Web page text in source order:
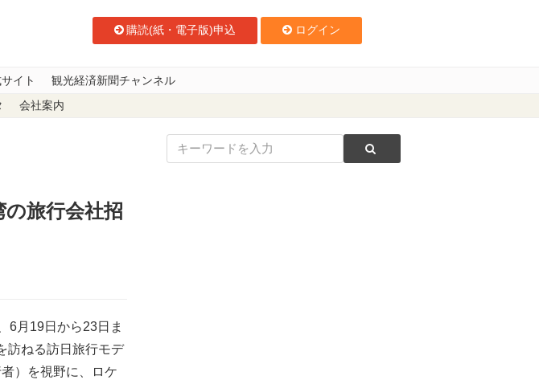
購読(紙・電子版)申込 ログイン
イト 観光経済新聞チャンネル
会社案内
PR 新しい観光ルートを提案
旅行会社招
6月19日から23日ま
訪ねる訪日旅行モデ
）を視野に、ロケ